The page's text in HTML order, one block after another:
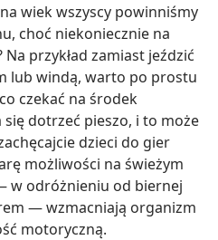
wiek wszyscy powinniśmy
choć niekoniecznie na
Na przykład zamiast jeździć
lub windą, warto po prostu
czekać na środek
dotrzeć pieszo, i to może
dzieci do gier
możliwości na świeżym
w odróżnieniu od biernej
— wzmacniają organizm
motoryczną.